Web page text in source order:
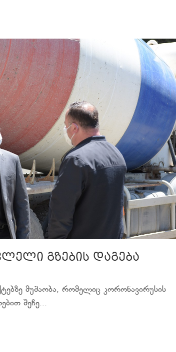
გზების დაგება
მუშაობა, რომელიც კორონავირუსის
შეჩე...